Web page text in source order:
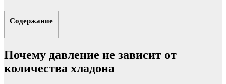
Содержание
Почему давление не зависит от
количества хладона